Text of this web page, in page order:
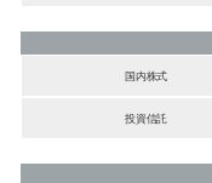
国内株式
投資信託